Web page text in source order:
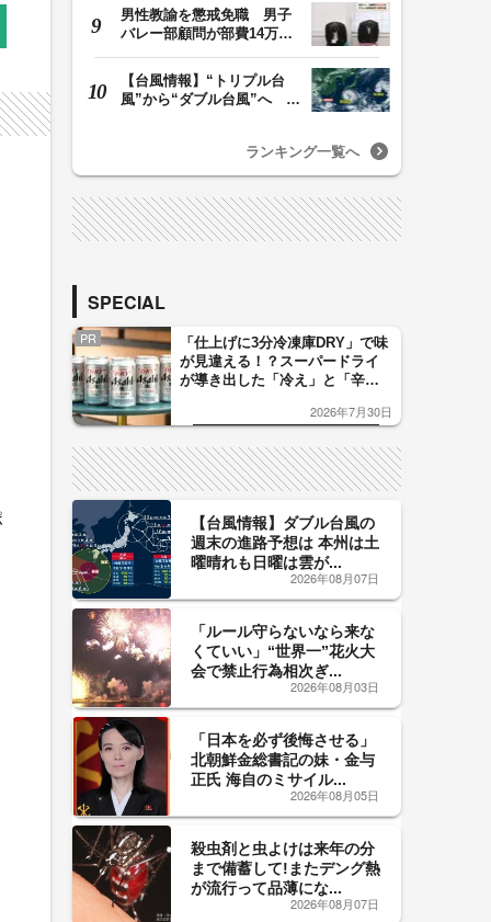
男性教諭を懲戒免職 男子
バレー部顧問が部費14万円
【台風情報】“トリプル台
風”から“ダブル台風”へ 13
ランキング一覧へ
SPECIAL
PR
「仕上げに3分冷凍庫DRY」で味
が見違える！？スーパードライ
が導き出した「冷え」と「辛
した「辛口カーブ」が飲み頃の
2026年7月30日
【台風情報】ダブル台風の
週末の進路予想は 本州は土
曜晴れも日曜は雲が...
2026年08月07日
「ルール守らないなら来な
くていい」“世界一”花火大
会で禁止行為相次ぎ...
2026年08月03日
「日本を必ず後悔させる」
北朝鮮金総書記の妹・金与
正氏 海自のミサイル...
2026年08月05日
殺虫剤と虫よけは来年の分
まで備蓄して!またデング熱
が流行って品薄にな...
2026年08月07日